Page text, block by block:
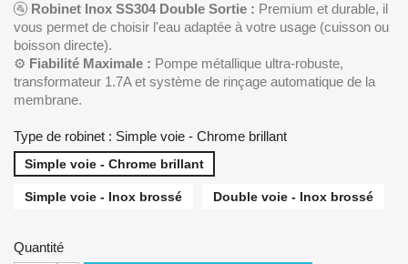
🚰 Robinet Inox SS304 Double Sortie : Premium et durable, il
vous permet de choisir l'eau adaptée à votre usage (cuisson ou
boisson directe).
⚙️ Fiabilité Maximale : Pompe métallique ultra-robuste,
transformateur 1.7A et système de rinçage automatique de la
membrane.
Type de robinet : Simple voie - Chrome brillant
Simple voie - Chrome brillant
Simple voie - Inox brossé Double voie - Inox brossé
Quantité